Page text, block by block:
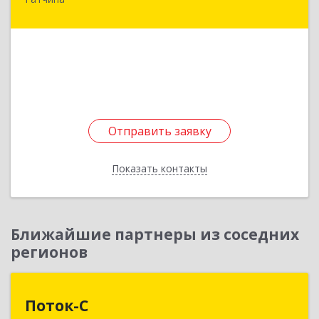
Отправить заявку
Показать контакты
Отправить заявку
Назад
Ближайшие партнеры из соседних
регионов
Поток-С